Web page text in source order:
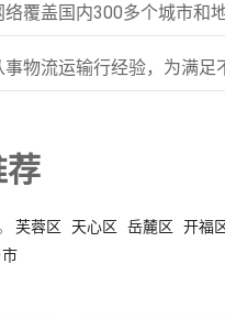
络覆盖国内300多个城市和
事物流运输行经验，为满足
荐
芙蓉区 天心区 岳麓区 开福